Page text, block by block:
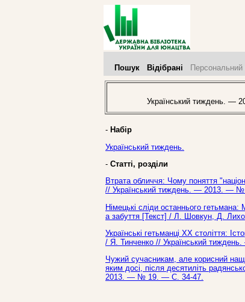
Пошук Відібрані Персональний
Український тиждень. —
- Набір
Український тиждень.
- Статті, розділи
Втрата обличчя: Чому поняття
// Український тиждень. — 2013. —
Німецькі сліди останнього
а забуття [Текст] / Л. Шовкун, Д.
Українські гетьманці ХХ століття:
/ Я. Тинченко // Український
Чужий сучасникам, але корисний
яким досі, після десятиліть
2013. — № 19. — С. 34-47.